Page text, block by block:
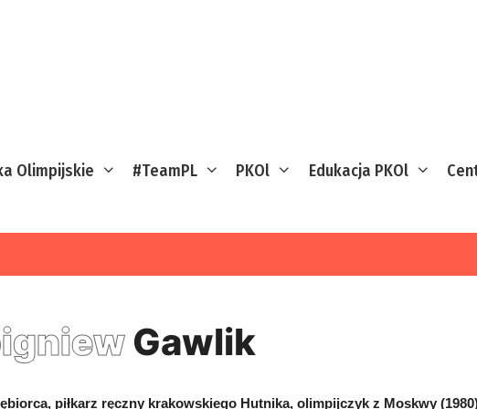
Olimpijskie #TeamPL PKOl Edukacja PKOl
Gawlik
piłkarz ręczny krakowskiego Hutnika, olimpijczyk z Moskwy